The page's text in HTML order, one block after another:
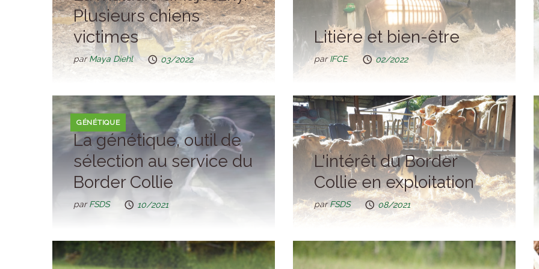
Plusieurs chiens
victimes
parMaya Diehl 03/2022
Litière et bien-être
parIFCE 02/2022
GÉNÉTIQUE
La génétique, outil de
sélection au service du
Border Collie
parFSDS 10/2021
L'intérêt du Border
Collie en exploitation
parFSDS 08/2021